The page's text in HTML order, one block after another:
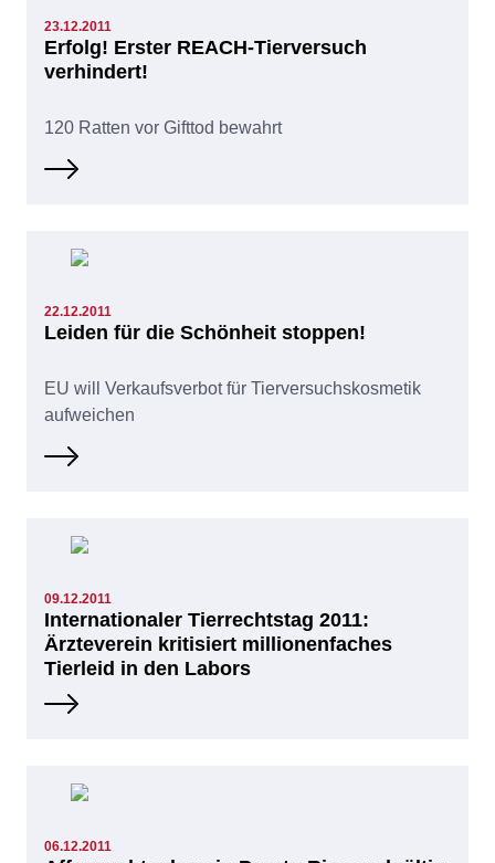
23.12.2011
Erfolg! Erster REACH-Tierversuch
verhindert!
120 Ratten vor Gifttod bewahrt
22.12.2011
Leiden für die Schönheit stoppen!
EU will Verkaufsverbot für Tierversuchskosmetik
aufweichen
09.12.2011
Internationaler Tierrechtstag 2011:
Ärzteverein kritisiert millionenfaches
Tierleid in den Labors
06.12.2011